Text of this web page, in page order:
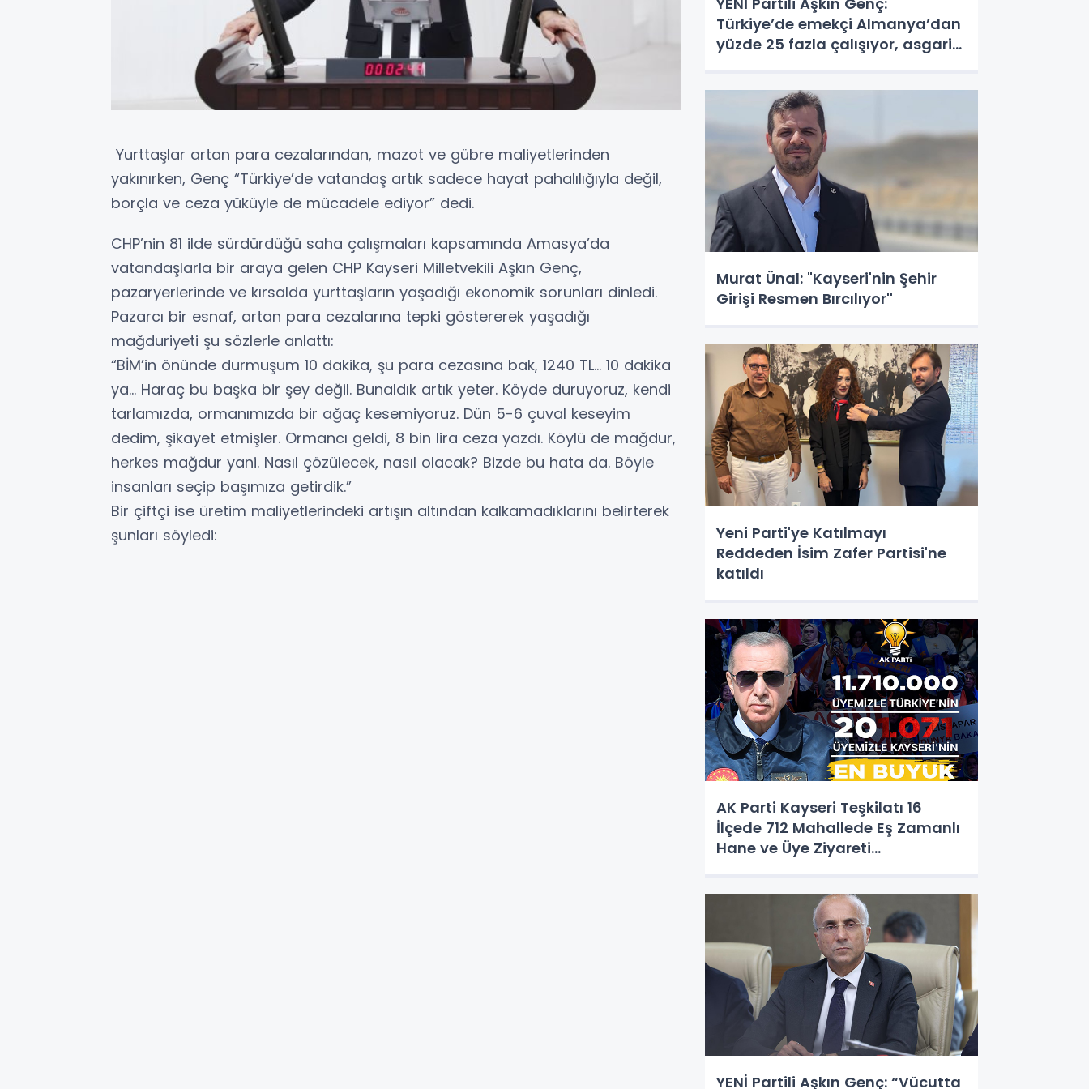
Yurttaşlar artan para cezalarından, mazot ve gübre maliyetlerinden
yakınırken, Genç “Türkiye’de vatandaş artık sadece hayat pahalılığıyla değil,
borçla ve ceza yüküyle de mücadele ediyor” dedi.
CHP’nin 81 ilde sürdürdüğü saha çalışmaları kapsamında Amasya’da
vatandaşlarla bir araya gelen CHP Kayseri Milletvekili Aşkın Genç,
pazaryerlerinde ve kırsalda yurttaşların yaşadığı ekonomik sorunları dinledi.
Pazarcı bir esnaf, artan para cezalarına tepki göstererek yaşadığı
mağduriyeti şu sözlerle anlattı:
“BİM’in önünde durmuşum 10 dakika, şu para cezasına bak, 1240 TL… 10 dakika
ya… Haraç bu başka bir şey değil. Bunaldık artık yeter. Köyde duruyoruz, kendi
tarlamızda, ormanımızda bir ağaç kesemiyoruz. Dün 5-6 çuval keseyim
dedim, şikayet etmişler. Ormancı geldi, 8 bin lira ceza yazdı. Köylü de mağdur,
herkes mağdur yani. Nasıl çözülecek, nasıl olacak? Bizde bu hata da. Böyle
insanları seçip başımıza getirdik.”
Bir çiftçi ise üretim maliyetlerindeki artışın altından kalkamadıklarını belirterek
şunları söyledi:
Türkiye’de emekçi Almanya’dan
yüzde 25 fazla çalışıyor, asgari
Murat Ünal: "Kayseri'nin Şehir
Girişi Resmen Bırcılıyor''
Yeni Parti'ye Katılmayı
Reddeden İsim Zafer Partisi'ne
katıldı
AK Parti Kayseri Teşkilatı 16
İlçede 712 Mahallede Eş Zamanlı
Hane ve Üye Ziyareti
YENİ Partili Aşkın Genç: “Vücutta